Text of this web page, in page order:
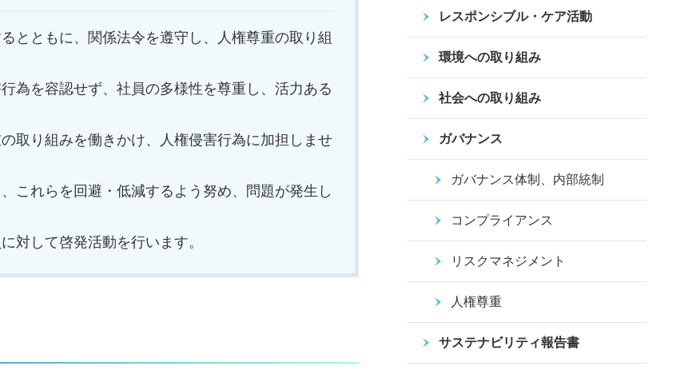
とともに、関係法令を遵守し、人権尊重の取り組
為を容認せず、社員の多様性を尊重し、活力ある
取り組みを働きかけ、人権侵害行為に加担しませ
これらを回避・低減するよう努め、問題が発生し
対して啓発活動を行います。
レスポンシブル・ケア活動
環境への取り組み
社会への取り組み
ガバナンス
ガバナンス体制、内部統制
コンプライアンス
リスクマネジメント
人権尊重
サステナビリティ報告書